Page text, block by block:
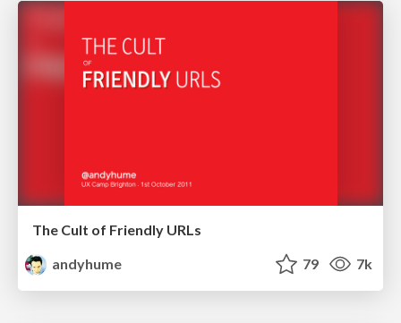
The Cult of Friendly URLs
andyhume
79 7k